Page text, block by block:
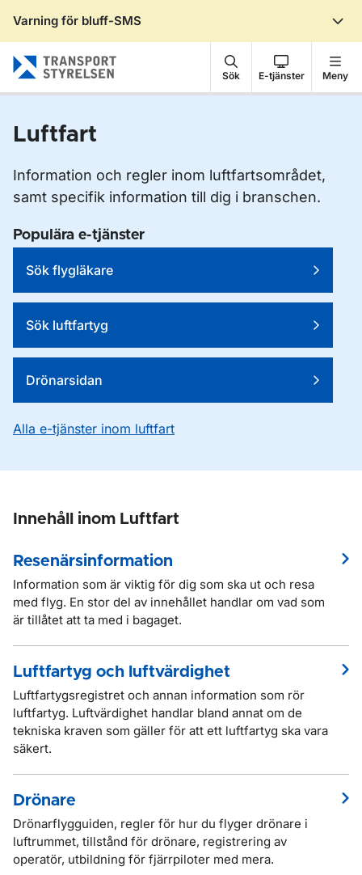
Varning för bluff-SMS
Sök E-tjänster Meny
Luftfart
Information och regler inom luftfartsområdet,
samt specifik information till dig i branschen.
Populära e-tjänster
Sök flygläkare
Sök luftfartyg
Drönarsidan
Alla e-tjänster inom luftfart
Innehåll inom Luftfart
Resenärsinformation
Information som är viktig för dig som ska ut och resa
med flyg. En stor del av innehållet handlar om vad som
är tillåtet att ta med i bagaget.
Luftfartyg och luftvärdighet
Luftfartygsregistret och annan information som rör
luftfartyg. Luftvärdighet handlar bland annat om de
tekniska kraven som gäller för att ett luftfartyg ska vara
säkert.
Drönare
Drönarflygguiden, regler för hur du flyger drönare i
luftrummet, tillstånd för drönare, registrering av
operatör, utbildning för fjärrpiloter med mera.